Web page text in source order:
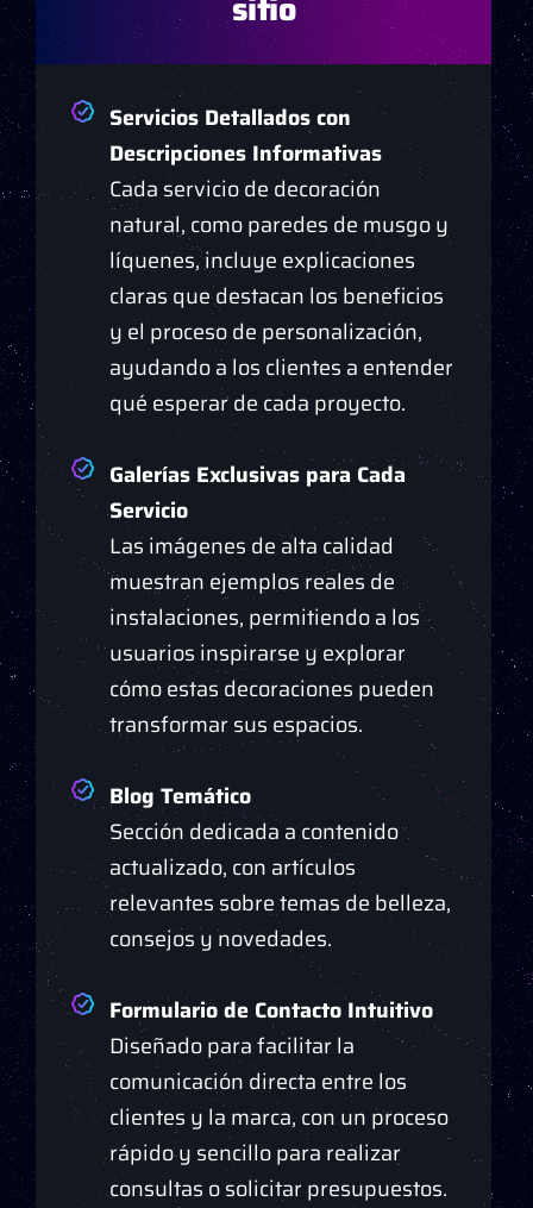
Servicios Detallados con
Descripciones Informativas
Cada servicio de decoración
natural, como paredes de musgo y
líquenes, incluye explicaciones
claras que destacan los beneficios
y el proceso de personalización,
ayudando a los clientes a entender
qué esperar de cada proyecto.
Galerías Exclusivas para Cada
Servicio
Las imágenes de alta calidad
muestran ejemplos reales de
instalaciones, permitiendo a los
usuarios inspirarse y explorar
cómo estas decoraciones pueden
transformar sus espacios.
Blog Temático
Sección dedicada a contenido
actualizado, con artículos
relevantes sobre temas de belleza,
consejos y novedades.
Formulario de Contacto Intuitivo
Diseñado para facilitar la
comunicación directa entre los
clientes y la marca, con un proceso
rápido y sencillo para realizar
consultas o solicitar presupuestos.